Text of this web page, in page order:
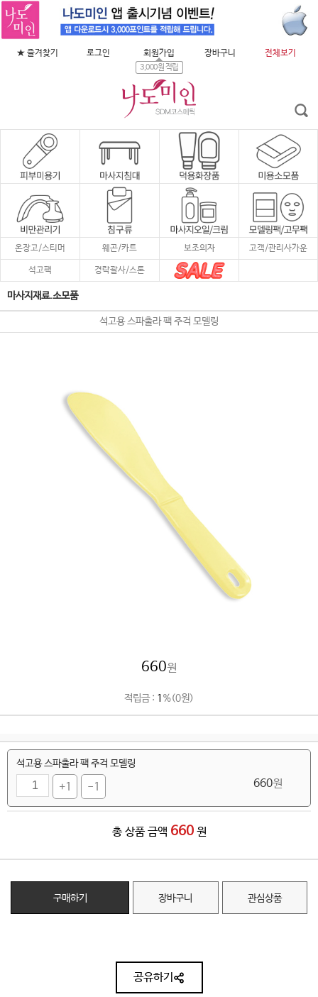
★ 즐겨찾기 로그인 회원가입
3,000원 적립
장바구니 전체보기
온장고/스티머 웨곤/카트 보조의자 고객/관리사가운
석고팩 경락괄사/스톤
마사지재료.소모품
석고용 스파출라 팩 주걱 모델링
660원
적립금 : 1 %(0원)
석고용 스파출라 팩 주걱 모델링
+1 -1 660원
총 상품 금액 660 원
구매하기 장바구니 관심상품
공유하기